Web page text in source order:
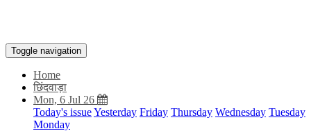
Toggle navigation
Home
छिंदवाड़ा
Mon, 6 Jul 26
Today's issueYesterday Friday Thursday Wednesday Tuesday
Monday